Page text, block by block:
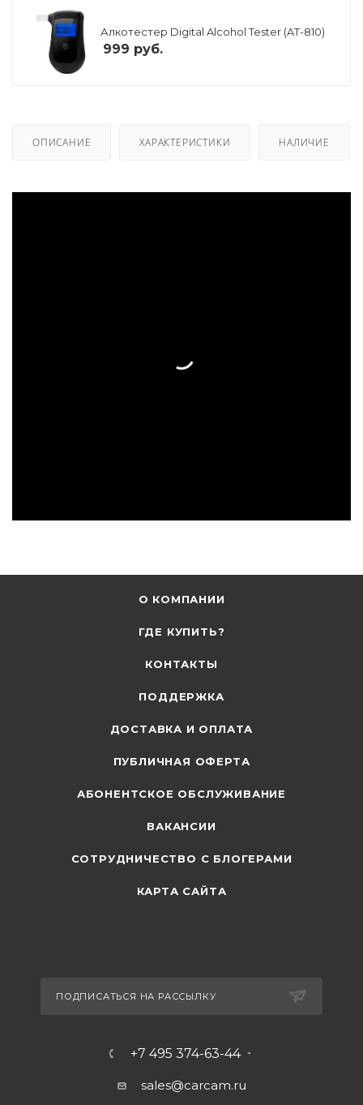
Алкотестер Digital Alcohol Tester (AT-810)
999 руб.
ОПИСАНИЕ ХАРАКТЕРИСТИКИ НАЛИЧИЕ
О КОМПАНИИ
ГДЕ КУПИТЬ?
КОНТАКТЫ
ПОДДЕРЖКА
ДОСТАВКА И ОПЛАТА
ПУБЛИЧНАЯ ОФЕРТА
АБОНЕНТСКОЕ ОБСЛУЖИВАНИЕ
ВАКАНСИИ
СОТРУДНИЧЕСТВО С БЛОГЕРАМИ
КАРТА САЙТА
ПОДПИСАТЬСЯ НА РАССЫЛКУ
+7 495 374-63-44
sales@carcam.ru